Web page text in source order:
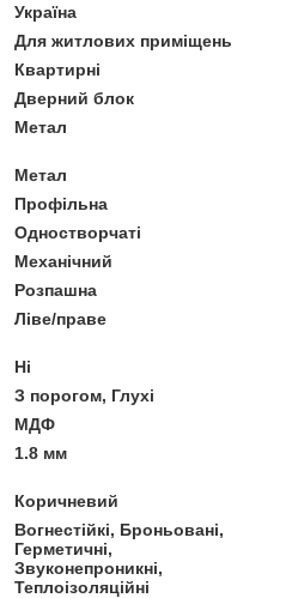
Україна
Для житлових приміщень
Квартирні
Дверний блок
Метал
Метал
Профільна
Одностворчаті
Механічний
Розпашна
Ліве/праве
Ні
З порогом, Глухі
МДФ
1.8 мм
Коричневий
Вогнестійкі, Броньовані,
Герметичні,
Звуконепроникні,
Теплоізоляційні